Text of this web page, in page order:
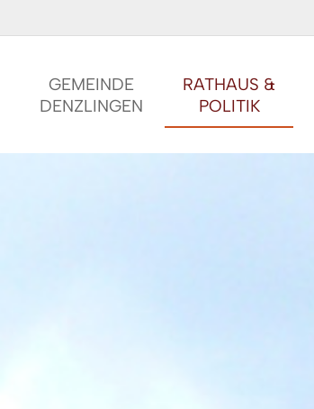
GEMEINDE
DENZLINGEN
RATHAUS &
POLITIK